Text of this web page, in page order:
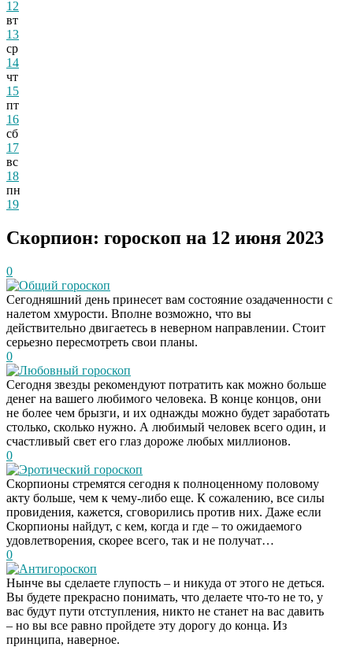
12
вт
13
ср
14
чт
15
пт
16
сб
17
вс
18
пн
19
Скорпион: гороскоп на 12 июня 2023
0
Общий гороскоп
Сегодняшний день принесет вам состояние озадаченности с
налетом хмурости. Вполне возможно, что вы
действительно двигаетесь в неверном направлении. Стоит
серьезно пересмотреть свои планы.
0
Любовный гороскоп
Сегодня звезды рекомендуют потратить как можно больше
денег на вашего любимого человека. В конце концов, они
не более чем брызги, и их однажды можно будет заработать
столько, сколько нужно. А любимый человек всего один, и
счастливый свет его глаз дороже любых миллионов.
0
Эротический гороскоп
Скорпионы стремятся сегодня к полноценному половому
акту больше, чем к чему-либо еще. К сожалению, все силы
провидения, кажется, сговорились против них. Даже если
Скорпионы найдут, с кем, когда и где – то ожидаемого
удовлетворения, скорее всего, так и не получат…
0
Антигороскоп
Нынче вы сделаете глупость – и никуда от этого не деться.
Вы будете прекрасно понимать, что делаете что-то не то, у
вас будут пути отступления, никто не станет на вас давить
– но вы все равно пройдете эту дорогу до конца. Из
принципа, наверное.